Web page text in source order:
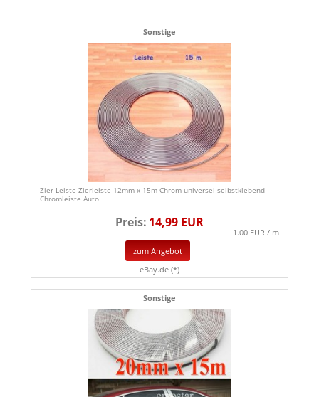
Sonstige
Zier Leiste Zierleiste 12mm x 15m Chrom universel selbstklebend
Chromleiste Auto
Preis: 14,99 EUR
1.00 EUR / m
zum Angebot
eBay.de (*)
Sonstige